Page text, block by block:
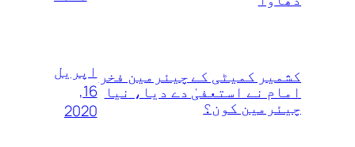
کشمیر کمیٹی کے چیئرمین فخر
امام نے استعفیٰ دے دیا، نیا
چیئرمین کون؟
اپریل
16,
2020